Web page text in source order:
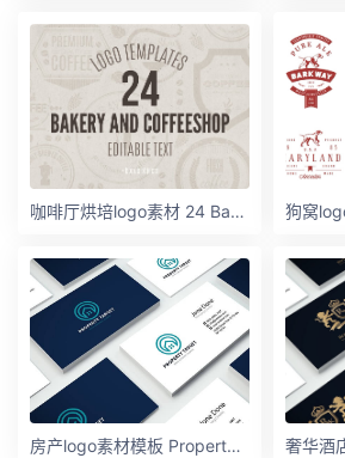
咖啡厅烘培logo素材 24 Bakery & Coffee Logo Templates
房产logo素材模板 Property Target